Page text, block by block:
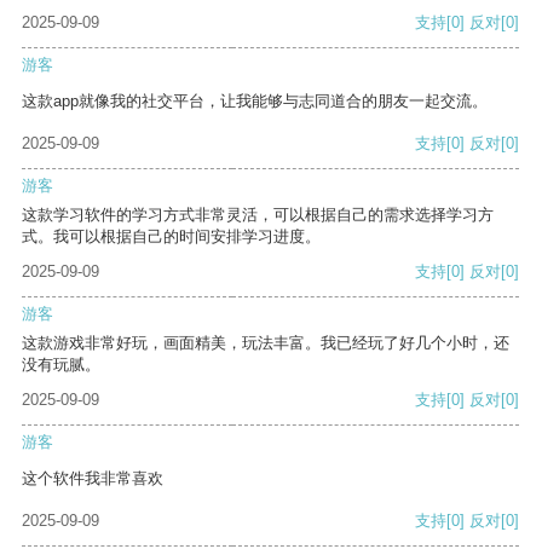
2025-09-09 支持[0] 反对[0]
游客
这款app就像我的社交平台，让我能够与志同道合的朋友一起交流。
2025-09-09 支持[0] 反对[0]
游客
这款学习软件的学习方式非常灵活，可以根据自己的需求选择学习方
式。我可以根据自己的时间安排学习进度。
2025-09-09
支持[0] 反对[0]
游客
这款游戏非常好玩，画面精美，玩法丰富。我已经玩了好几个小时，还
没有玩腻。
2025-09-09
支持[0] 反对[0]
游客
这个软件我非常喜欢
2025-09-09 支持[0] 反对[0]